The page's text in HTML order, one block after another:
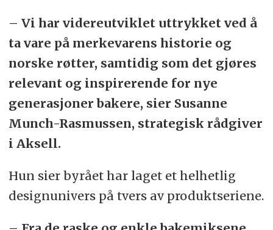
– Vi har videreutviklet uttrykket ved å
ta vare på merkevarens historie og
norske røtter, samtidig som det gjøres
relevant og inspirerende for nye
generasjoner bakere, sier Susanne
Munch-Rasmussen, strategisk rådgiver
i Aksell.
Hun sier byrået har laget et helhetlig
designunivers på tvers av produktseriene.